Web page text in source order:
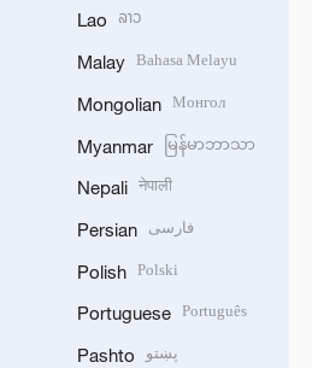
Lao ລາວ
Malay Bahasa Melayu
Mongolian Монгол
Myanmar မြန်မာဘာသာ
Nepali नेपाली
Persian فارسی
Polish Polski
Portuguese Português
Pashto پښتو